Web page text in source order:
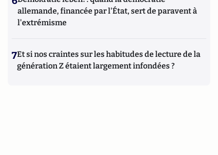
allemande, financée par l'État, sert de paravent à
l'extrémisme
7Et si nos craintes sur les habitudes de lecture de la
génération Z étaient largement infondées ?